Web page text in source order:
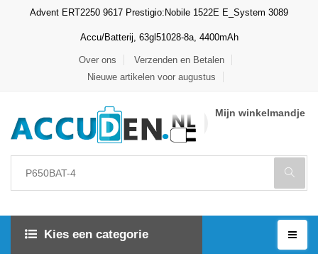
Advent ERT2250 9617 Prestigio:Nobile 1522E E_System 3089
Accu/Batterij, 63gl51028-8a, 4400mAh
Over ons
Verzenden en Betalen
Nieuwe artikelen voor augustus
Mijn winkelmandje
Kies een categorie